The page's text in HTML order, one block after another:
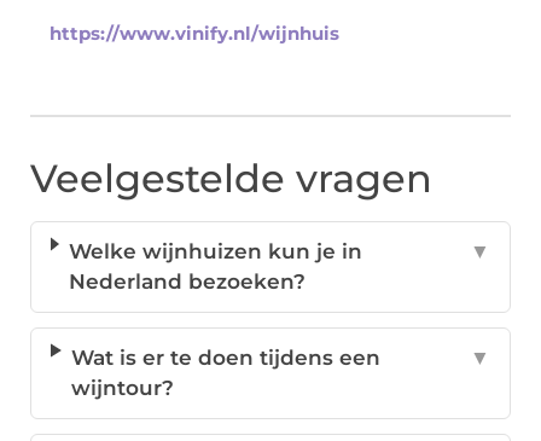
https://www.vinify.nl/wijnhuis
Veelgestelde vragen
Welke wijnhuizen kun je in
Nederland bezoeken?
▼
Wat is er te doen tijdens een
wijntour?
▼